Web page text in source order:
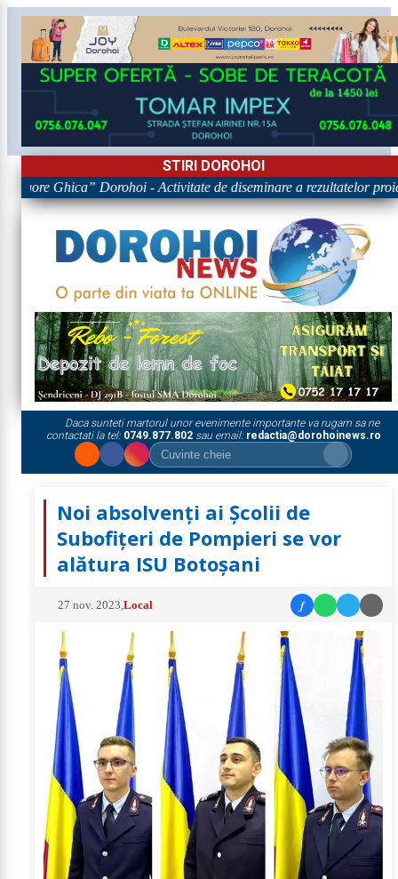
STIRI DOROHOI
Ghica” Dorohoi - Activitate de diseminare a rezultatelor
Daca sunteti martorul unor evenimente importante va rugam sa ne
contactati la tel: 0749.877.802sau email: redactia@dorohoinews.ro
Noi absolvenți ai Școlii de
Subofițeri de Pompieri se vor
alătura ISU Botoșani
27 nov. 2023 ,Local f